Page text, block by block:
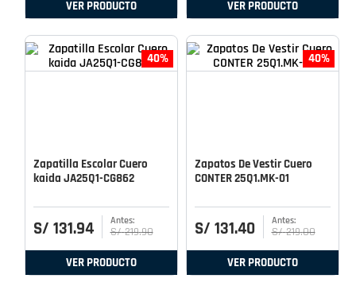
VER PRODUCTO VER PRODUCTO
40%
Zapatilla Escolar Cuero
kaida JA25Q1-CG862
S/ 131.94 S/ 219.90
VER PRODUCTO
40%
Zapatos De Vestir Cuero
CONTER 25Q1.MK-01
S/ 131.40 S/ 219.00
VER PRODUCTO